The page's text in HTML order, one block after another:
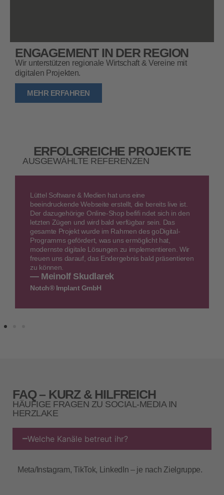
ENGAGEMENT IN DER REGION
Wir unterstützen regionale Wirtschaft & Vereine mit
digitalen Projekten.
MEHR ERFAHREN
ERFOLGREICHE PROJEKTE
AUSGEWÄHLTE REFERENZEN
Lüttel Software & Medien hat uns eine
beeindruckende Webseite erstellt, die bereits live ist.
Der dazugehörige Online-Shop befifi ndet sich in den
letzten Zügen und wird bald verfügbar sein. Das
gesamte Projekt wurde im Rahmen des goDigital-
Programms gefördert, was uns ermöglicht hat,
modernste digitale Lösungen zu implementieren. Wir
freuen uns darauf, das Endergebnis bald präsentieren
zu können.
— Meinolf Skudlarek
Notch® Implant GmbH
FAQ – KURZ & HILFREICH
HÄUFIGE FRAGEN ZU SOCIAL‑MEDIA IN
HERZLAKE
Welche Kanäle betreut ihr?
Meta/Instagram, TikTok, LinkedIn – je nach Zielgruppe.